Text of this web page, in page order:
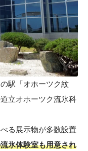
駅「オホーツク紋
立オホーツク流氷科
る展示物が多数設置
氷体験室も用意され